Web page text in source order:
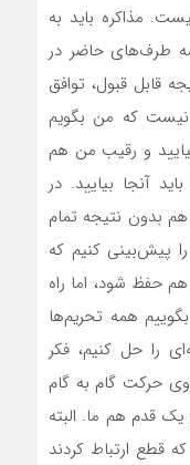
مذاکره بايد به
طرف‌هاي حاضر در
قابل قبول، توافق
نيست که من بگويم
و رقيب من هم
آنجا بياييد. در
بدون نتيجه تمام
پيش‌بيني ‌کنيم که
حفظ شود، اما راه
همه تحريم‌ها
را حل کنيم، فکر
حرکت گام به گام
يک قدم هم ما. البته
ارتباط کردند